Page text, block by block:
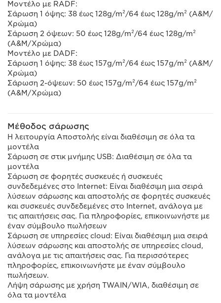
Μοντέλο με RADF:
Σάρωση 1 όψης: 38 έως 128g/m²/64 έως 128g/m² (Α&Μ/
Χρώμα)
Σάρωση 2 όψεων: 50 έως 128g/m²/64 έως 128g/m²
(Α&Μ/Χρώμα)
Μοντέλο με DADF:
Σάρωση 1 όψης: 38 έως 157g/m²/64 έως 157g/m² (Α&Μ/
Χρώμα)
Σάρωση 2-όψεων: 50 έως 157g/m²/64 έως 157g/m²
(Α&Μ/Χρώμα)
Μέθοδος σάρωσης
Η λειτουργία Αποστολής είναι διαθέσιμη σε όλα τα
μοντέλα
Σάρωση σε στικ μνήμης USB: Διαθέσιμη σε όλα τα
μοντέλα
Σάρωση σε φορητές συσκευές ή συσκευές
συνδεδεμένες στο Internet: Είναι διαθέσιμη μια σειρά
λύσεων σάρωσης και αποστολής σε φορητές συσκευές
και συσκευές συνδεδεμένες στο Internet, ανάλογα με
τις απαιτήσεις σας. Για πληροφορίες, επικοινωνήστε με
έναν σύμβουλο πωλήσεων
Σάρωση σε υπηρεσίες cloud: Είναι διαθέσιμη μια σειρά
λύσεων σάρωσης και αποστολής σε υπηρεσίες cloud,
ανάλογα με τις απαιτήσεις σας. Για περισσότερες
πληροφορίες, επικοινωνήστε με έναν σύμβουλο
πωλήσεων.
Λήψη σάρωσης με χρήση TWAIN/WIA, διαθέσιμη σε
όλα τα μοντέλα